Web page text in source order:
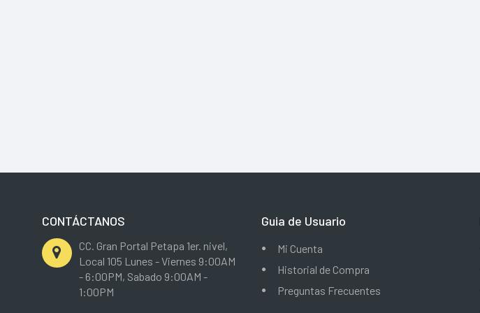
CONTÁCTANOS
CC. Gran Portal Petapa 1er. nivel,
Local 105 Lunes - Viernes 9:00AM
- 6:00PM, Sabado 9:00AM -
1:00PM
Guia de Usuario
Mi Cuenta
Historial de Compra
Preguntas Frecuentes